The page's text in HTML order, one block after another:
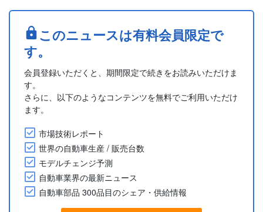
・5月モデル別納車台数は、7人乗り電気MPV「リモ グリ
ーン(Limo Green)」が5,108台で首位となった。続いて、
ミニ電気SUV「VF 3」が4,770....
このニュースは有料会員限定で
す。
会員登録いただくと、期間限定で続きをお読みいただけま
す。
さらに、以下のようなコンテンツを無料でご利用いただけ
ます。
市場技術レポート
世界の自動車生産 / 販売台数
モデルチェンジ予測
自動車業界の最新ニュース
自動車部品 300品目のシェア・供給情報